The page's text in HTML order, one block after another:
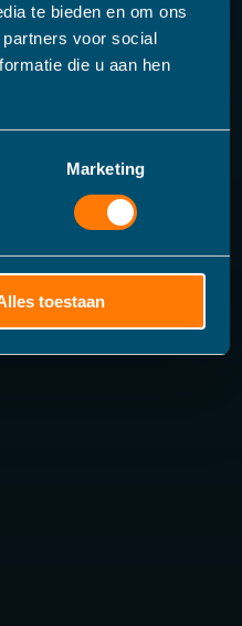
te bieden en om ons
voor social
die u aan hen
Marketing
toestaan